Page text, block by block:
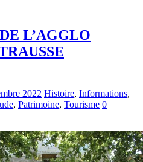
L’AGGLO
2022 Histoire, Informations,
, Patrimoine, Tourisme 0